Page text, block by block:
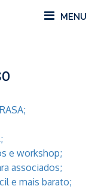
MENU
e workshop;
associados;
e mais barato;